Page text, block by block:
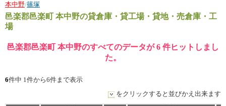
本中野/篠塚
邑楽郡邑楽町 本中野の貸倉庫・貸工場・貸地・売倉庫・工
場
邑楽郡邑楽町 本中野のすべてのデータが 6 件ヒットしまし
た。
6件中 1件から6件まで表示
をクリックすると並びかえ出来ます